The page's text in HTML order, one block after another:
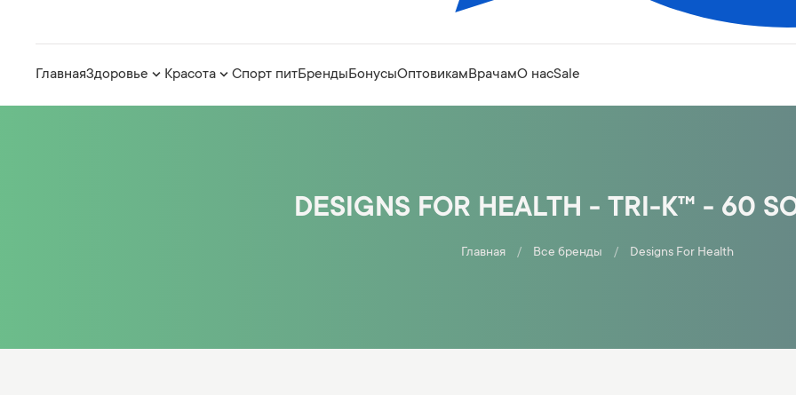
ГлавнаяЗдоровье Красота Спорт питБрендыБонусыОптовикамВрачамО насSale
DESIGNS FOR HEALTH - TRI-K™ - 60
Главная Все бренды Designs For Health